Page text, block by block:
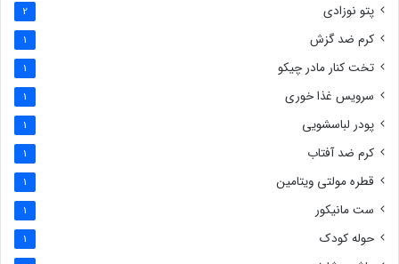
پتو نوزادی 2
کرم ضد گزش 1
تخت کنار مادر چیکو 1
سرویس غذا خوری 1
پودر لباسشویی 1
کرم ضد آفتاب 1
قطره مولتی ویتامین 1
ست مانیکور 1
حوله کودک 1